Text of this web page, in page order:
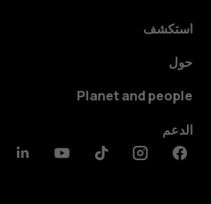
استكشف
حول
Planet and people
الدعم
Facebook
Instagram
Tiktok
Youtube